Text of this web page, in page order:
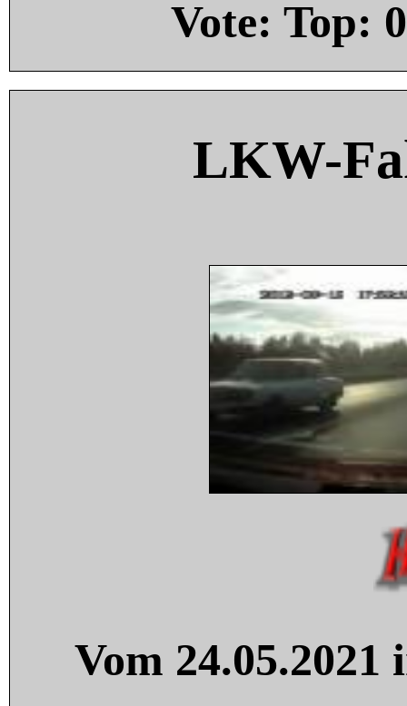
Vote: Top: 0
LKW-
Vom